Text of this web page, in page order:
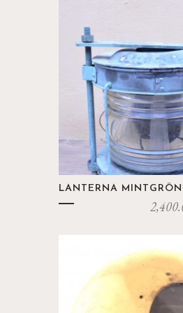
LANTERNA MINTGRÖN